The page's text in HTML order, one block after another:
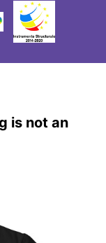
is not an